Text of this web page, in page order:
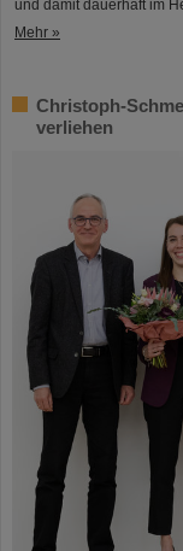
und damit dauerhaft im
Mehr »
Christoph-
verliehen